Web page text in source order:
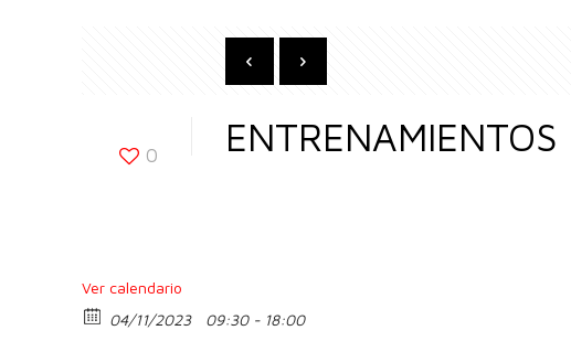
0
Ver calendario
04/11/2023
09:30 - 18:00